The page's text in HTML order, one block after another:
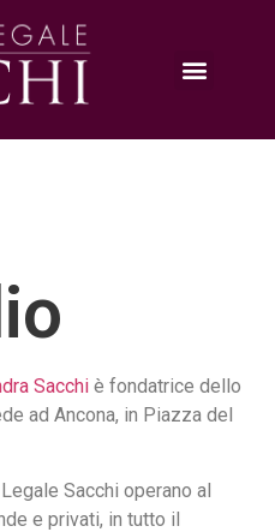
Sacchi è fondatrice dello
ad Ancona, in Piazza del
Sacchi operano al
e privati, in tutto il